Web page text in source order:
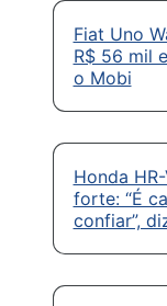
Fiat Uno
R$ 56 mil
o Mobi
Honda
forte: “É
confiar”,